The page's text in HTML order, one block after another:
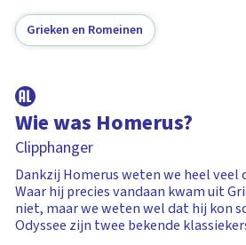
Grieken en Romeinen
Wie was Homerus?
Clipphanger
Dankzij Homerus weten we heel veel
Waar hij precies vandaan kwam uit
niet, maar we weten wel dat hij kon
Odyssee zijn twee bekende